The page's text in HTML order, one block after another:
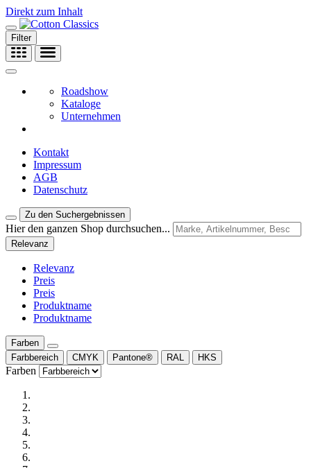
Direkt zum Inhalt
Filter
Roadshow
Kataloge
Unternehmen
Kontakt
Impressum
AGB
Datenschutz
Zu den Suchergebnissen
Hier den ganzen Shop durchsuchen...
Relevanz
Relevanz
Preis
Preis
Produktname
Produktname
Farben
Farbbereich
CMYK Pantone® RAL HKS
Farben